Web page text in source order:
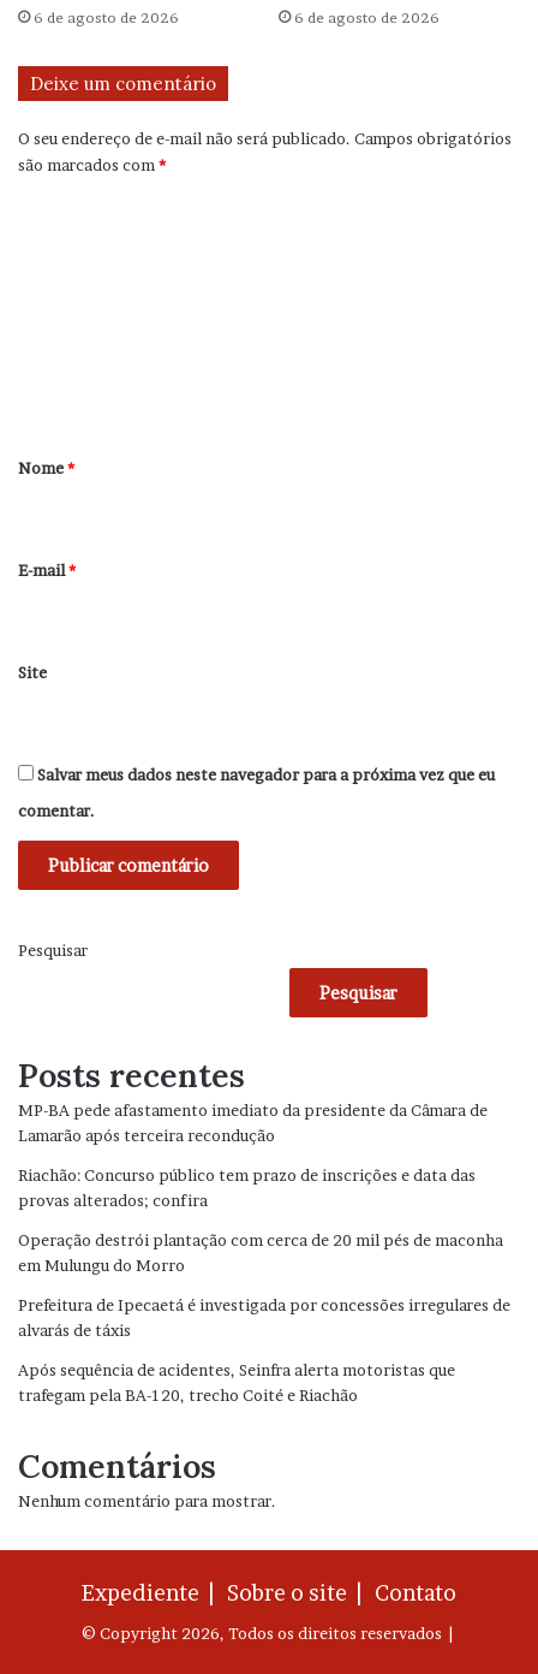
6 de agosto de 2026 6 de agosto de 2026
Deixe um comentário
O seu endereço de e-mail não será publicado. Campos obrigatórios
são marcados com *
r
*
Nome*
E-mail*
Site
Salvar meus dados neste navegador para a próxima vez que eu
comentar.
Pesquisar
Pesquisar
Posts recentes
MP-BA pede afastamento imediato da presidente da Câmara de
Lamarão após terceira recondução
Riachão: Concurso público tem prazo de inscrições e data das
provas alterados; confira
Operação destrói plantação com cerca de 20 mil pés de maconha
em Mulungu do Morro
Prefeitura de Ipecaetá é investigada por concessões irregulares de
alvarás de táxis
Após sequência de acidentes, Seinfra alerta motoristas que
trafegam pela BA-120, trecho Coité e Riachão
Comentários
Nenhum comentário para mostrar.
Expediente | Sobre o site | Contato
© Copyright 2026, Todos os direitos reservados |